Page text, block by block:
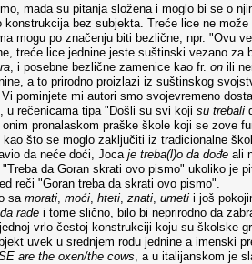
mada su pitanja složena i moglo bi se o
bez subjekta. Treće lice ne
mogu po značenju biti bezlične, npr. "Ovu
treće lice jednine jeste suštinski vezano
, i posebne bezlične zamenice kao fr. on ili
a to prirodno proizlazi iz suštinskog
pominjete mi autori smo svojevremeno
u rečenicama tipa "Došli su svi koji su trebali
pronalaskom praške škole koji se
što se moglo zaključiti iz tradicionalne
da neće doći, Joca je treba(l)o da dođe ali
da Goran skrati ovo pismo" ukoliko je
reči "Goran treba da skrati ovo pismo".
sa morati moći hteti znati umeti i još
rade i tome slično, bilo bi neprirodno da
vrlo čestoj konstrukciji koju su školske
uvek u srednjem rodu jednine a imenski
are the oxen/the cows , a u italijanskom je